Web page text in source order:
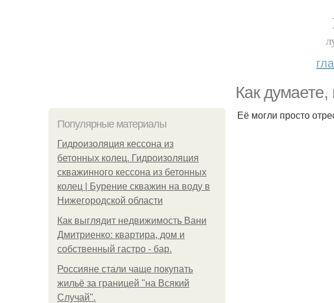
Как
Популярные материалы
Гидроизоляция кессона из
бетонных колец. Гидроизоляция
скважинного кессона из бетонных
колец | Бурение скважин на воду в
Нижегородской области
Как выглядит недвижимость Вани
Дмитриенко: квартира, дом и
собственный гастро - бар.
Россияне стали чаще покупать
жильё за границей "на Всякий
Случай".
Её могли просто